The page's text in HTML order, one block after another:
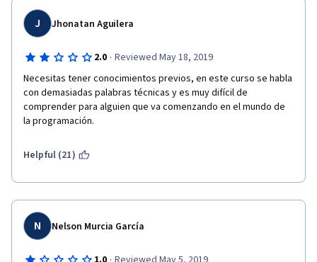
J Jhonatan Aguilera
2.0 · Reviewed May 18, 2019
Necesitas tener conocimientos previos, en este curso se habla
con demasiadas palabras técnicas y es muy difícil de
comprender para alguien que va comenzando en el mundo de
la programación.
Helpful (21)
N Nelson Murcia García